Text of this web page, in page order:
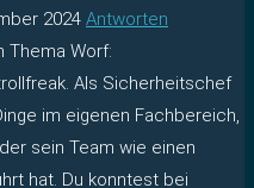
2024 Antworten
Thema Worf:
Als Sicherheitschef
im eigenen Fachbereich,
sein Team wie einen
hat. Du konntest bei